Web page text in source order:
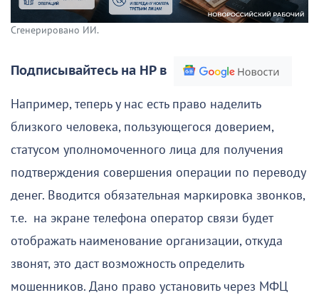
Сгенерировано ИИ.
Подписывайтесь на НР в
Например, теперь у нас есть право наделить
близкого человека, пользующегося доверием,
статусом уполномоченного лица для получения
подтверждения совершения операции по переводу
денег. Вводится обязательная маркировка звонков,
т.е. на экране телефона оператор связи будет
отображать наименование организации, откуда
звонят, это даст возможность определить
мошенников. Дано право установить через МФЦ